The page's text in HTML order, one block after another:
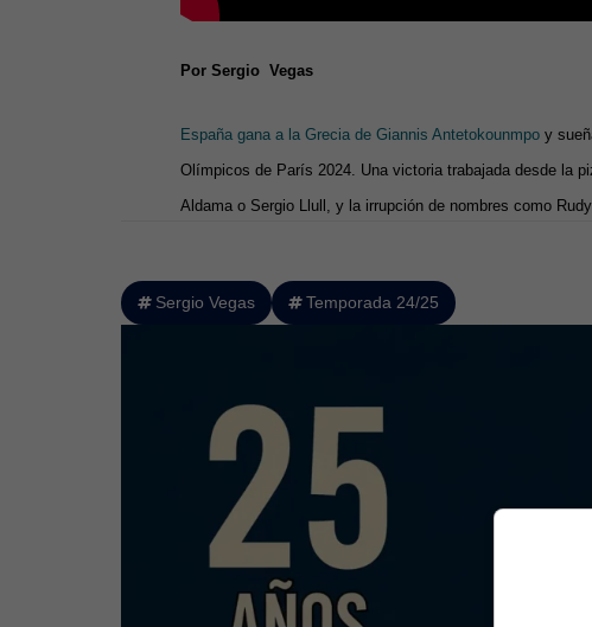
Por Sergio Vegas
España gana a la Grecia de Giannis Antetokounmpo y
Olímpicos de París 2024. Una victoria trabajada desde la
Aldama o Sergio Llull, y la irrupción de nombres como
Sergio Vegas Temporada 24/25